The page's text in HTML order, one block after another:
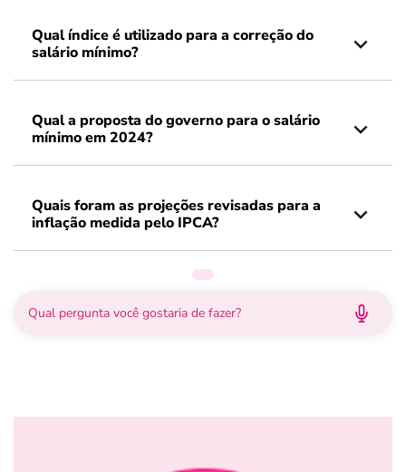
Qual índice é utilizado para a correção do
salário mínimo?
Qual a proposta do governo para o salário
mínimo em 2024?
Quais foram as projeções revisadas para a
inflação medida pelo IPCA?